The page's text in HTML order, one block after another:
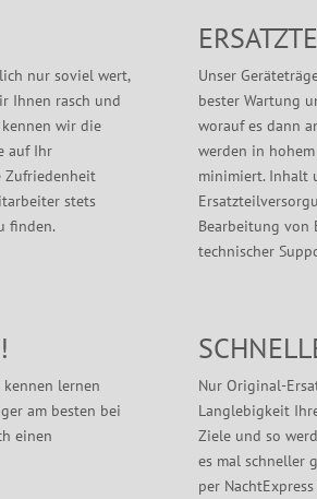
nur soviel wert,
Ihnen rasch und
wir die
auf Ihr
Zufriedenheit
stets
finden.
Unser
bester Wartung
worauf es dann
werden in
minimiert. Inhalt
Bearbeitung von
technischer
lernen
am besten bei
einen
Nur Original-
Langlebigkeit
Ziele und so
es mal schneller
per